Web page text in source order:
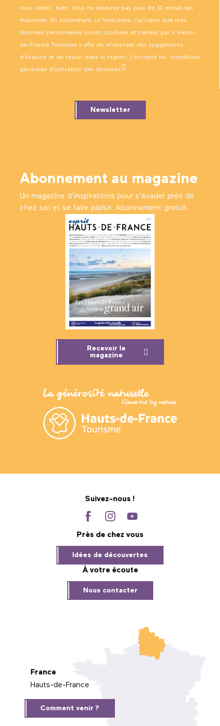
vous sentir… bien. Vous ne recevrez pas plus de 12 emails/an
maximum. En soumettant ce formulaire, j’accepte que mes
données personnelles soient stockées et traitées par « Hauts-
de-France Tourisme » afin de m’envoyer des suggestions
d’évasion et de séjour dans la région ; j’accepte les conditions
générales d’utilisation des données .
Newsletter
Abonnement au magazine
Un magazine d’inspirations pour s'évader près de
chez soi et se faire plaisir. Abonnement gratuit.
Recevoir le
magazine
Suivez-nous !
Près de chez vous
Idées de découvertes
À votre écoute
Nous contacter
France
Hauts-de-France
Comment venir ?